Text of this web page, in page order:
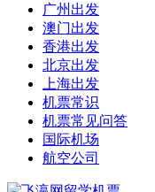
广州出发
澳门出发
香港出发
北京出发
上海出发
机票常识
机票常见问答
国际机场
航空公司